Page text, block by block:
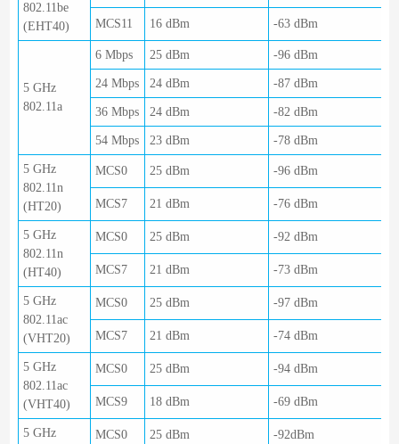
802.11be
(EHT40)
MCS11 16 dBm -63 dBm
5 GHz
802.11a
6 Mbps 25 dBm -96 dBm
24 Mbps 24 dBm -87 dBm
36 Mbps 24 dBm -82 dBm
54 Mbps 23 dBm -78 dBm
5 GHz
802.11n
(HT20)
MCS0 25 dBm -96 dBm
MCS7 21 dBm -76 dBm
5 GHz
802.11n
(HT40)
MCS0 25 dBm -92 dBm
MCS7 21 dBm -73 dBm
5 GHz
802.11ac
(VHT20)
MCS0 25 dBm -97 dBm
MCS7 21 dBm -74 dBm
5 GHz
802.11ac
(VHT40)
MCS0 25 dBm -94 dBm
MCS9 18 dBm -69 dBm
5 GHz
MCS0 25 dBm -92dBm